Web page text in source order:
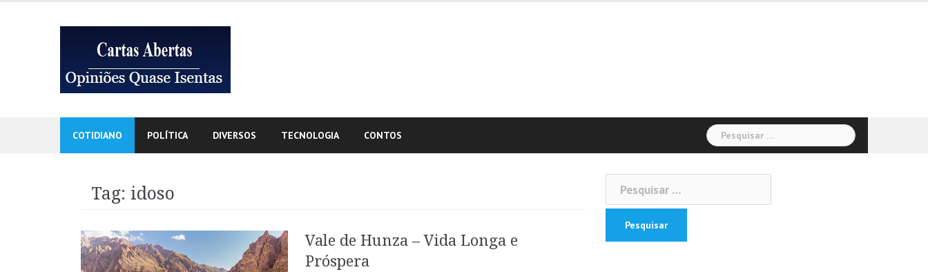
COTIDIANO POLÍTICA DIVERSOS TECNOLOGIA CONTOS
Pesquisar
por:
Tag: idoso
Vale de Hunza – Vida Longa e
Próspera
por: